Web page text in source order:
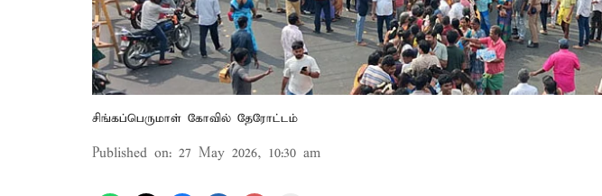
சிங்கப்பெருமாள் கோவில் தேரோட்டம்
Published on: 27 May 2026, 10:30 am